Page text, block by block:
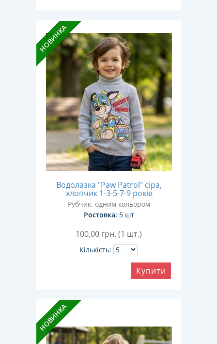
НОВИНКА
Водолазка "Paw Patrol" сіра,
хлопчик 1-3-5-7-9 років
Рубчик, одним кольором
Ростовка: 5 шт
100,00 грн. (1 шт.)
Кількість:
Купити
НОВИНКА